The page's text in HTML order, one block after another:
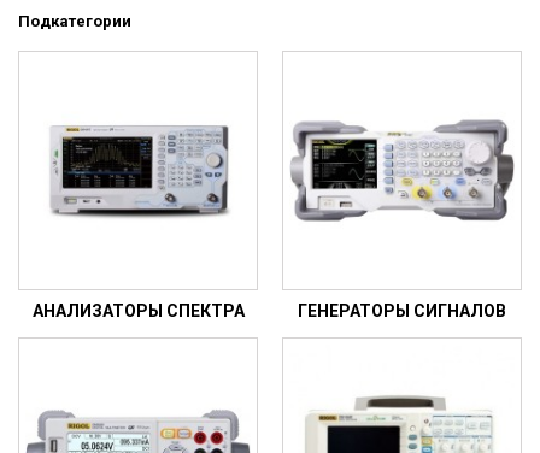
Подкатегории
АНАЛИЗАТОРЫ СПЕКТРА ГЕНЕРАТОРЫ СИГНАЛОВ